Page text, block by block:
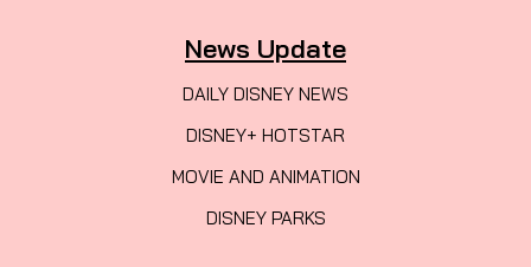
News Update
DAILY DISNEY NEWS
DISNEY+ HOTSTAR
MOVIE AND ANIMATION
DISNEY PARKS